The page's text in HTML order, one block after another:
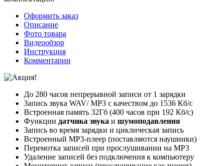
Оформить заказ
Описание
Фото товара
Видеообзор
Инструкция
Комментарии
До 280 часов непрерывной записи от 1 зарядки
Запись звука WAV/ MP3 с качеством до 1536 Кб/с
Встроенная память 32Гб (400 часов при 192 Кб/с)
Функции датчика звука и шумоподавления
Запись во время зарядки и циклическая запись
Встроенный MP3-плеер (поставляются наушники)
Перемотка записей при прослушивании на MP3
Удаление записей без подключения к компьютеру